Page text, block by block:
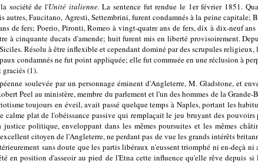
société de l'Unité italienne.La sentence fut rendue le 1er février 1851.
Faucitano, Agresti, Settembrini, furent condamnés à la peine capitale;
de fers; Poerio, Pironti, Romeo à vingt-quatre ans de fers, dix à dix-neuf
à cinquante ducats d'amende; huit furent mis en liberté provisoirement.
Résolu à être inflexible et cependant dominé par des scrupules religieux,
condamnés ne fut point appliquée; elle fut commuée en une réclusion à
(1).
soulevée par un personnage éminent d'Angleterre, M. Gladstone, et
Peel au ministère, membre du parlement et l'un des hommes de la
toujours en éveil, avait passé quelque temps à Naples, portant les
plat de l'obéissance passive qui remplaçait le jeu bruyant des
politique, enveloppant dans les mêmes poursuites et les mêmes
citoyen de l'Angleterre, ne perdant pas de vue les grands intérêts
sans doute que les partis libéraux n'eussent triomphé ni en-deçà ni
en position d'asseoir au pied de l'Etna cette influence qu'elle rêve depuis